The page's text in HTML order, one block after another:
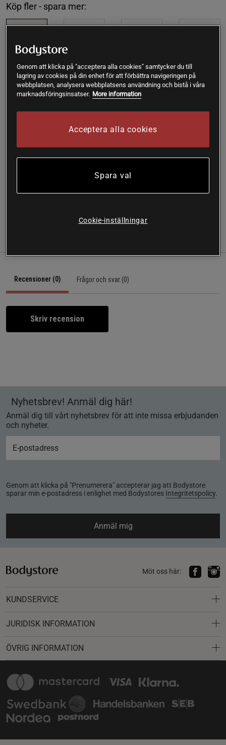
Köp fler - spara mer:
1st
2st
3st
4st
Lägg i varukorgen
En mild och löddrande flytande tvål där huden känns ren
och fräsch efteråt. Havsalger är fuktbindande och
bra att ha i dusch och badet.
Recensioner (0) Frågor och svar (0)
Skriv recension
Nyhetsbrev! Anmäl dig här!
Anmäl dig till vårt nyhetsbrev för att inte missa erbjudanden
och nyheter.
Genom att klicka på "Prenumerera" accepterar jag att Bodystore
sparar min e-postadress i enlighet med Bodystores Integritetspolicy.
Anmäl mig
Möt oss här:
KUNDSERVICE
JURIDISK INFORMATION
ÖVRIG INFORMATION
Genom att klicka på "acceptera alla cookies" samtycker du till
lagring av cookies på din enhet för att förbättra navigeringen på
webbplatsen, analysera webbplatsens användning och bistå i våra
marknadsföringsinsatser. More information
Acceptera alla cookies
Spara val
Cookie-inställningar